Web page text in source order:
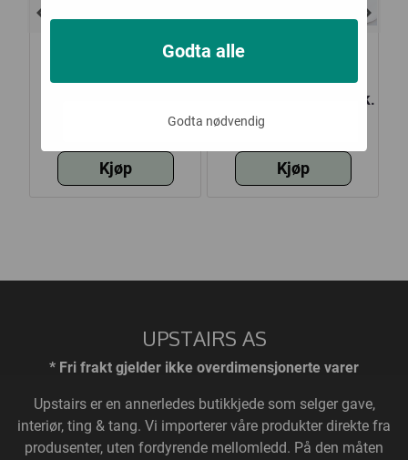
fantastisk dag |
10x15 cm
Kjøp
Papptallerkner, 6 stk,
Kjøp
Godta nødvendig
Godta alle
UPSTAIRS AS
* Fri frakt gjelder ikke overdimensjonerte varer
Upstairs er en annerledes butikkjede som selger gave,
interiør, ting & tang. Vi importerer våre produkter direkte fra
produsenter, uten fordyrende mellomledd. På den måten